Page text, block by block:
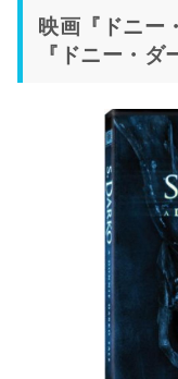
映画『ドニー
『ドニー・ダ